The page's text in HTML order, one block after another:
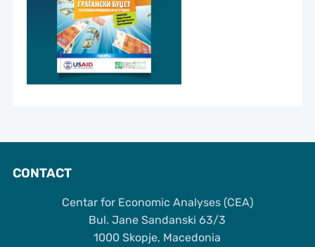
CONTACT
Centar for Economic Analyses (CEA)
Bul. Jane Sandanski 63/3
1000 Skopje, Macedonia